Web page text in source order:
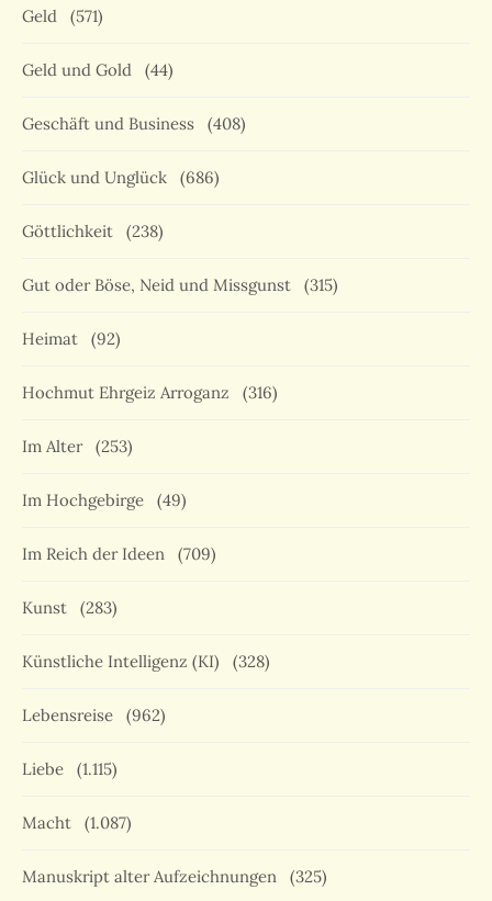
Geld (571)
Geld und Gold (44)
Geschäft und Business (408)
Glück und Unglück (686)
Göttlichkeit (238)
Gut oder Böse, Neid und Missgunst (315)
Heimat (92)
Hochmut Ehrgeiz Arroganz (316)
Im Alter (253)
Im Hochgebirge (49)
Im Reich der Ideen (709)
Kunst (283)
Künstliche Intelligenz (KI) (328)
Lebensreise (962)
Liebe (1.115)
Macht (1.087)
Manuskript alter Aufzeichnungen (325)